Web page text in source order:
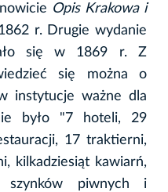
Opis Krakowa i
r. Drugie wydanie
się w 1869 r. Z
się można o
instytucje ważne dla
było "7 hoteli, 29
17 traktierni,
kilkadziesiąt kawiarń,
piwnych i